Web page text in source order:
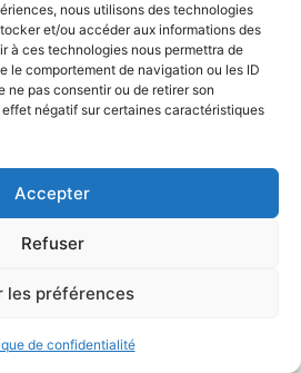
nous utilisons des technologies
et/ou accéder aux informations des
à ces technologies nous permettra de
le comportement de navigation ou les ID
ne pas consentir ou de retirer son
négatif sur certaines caractéristiques
Accepter
Refuser
les préférences
de confidentialité